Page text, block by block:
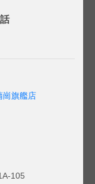
崗旗艦店
105